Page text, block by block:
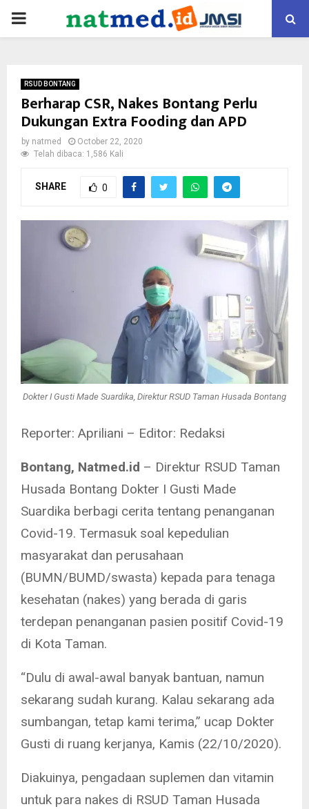
PRIMARY
RSUD BONTANG
Berharap CSR, Nakes Bontang Perlu
Dukungan Extra Fooding dan APD
by natmed
October 22, 2020
Telah dibaca: 1,586 Kali
SHARE 0
Dokter I Gusti Made Suardika, Direktur RSUD Taman Husada Bontang
Reporter: Apriliani – Editor: Redaksi
Bontang, Natmed.id – Direktur RSUD Taman
Husada Bontang Dokter I Gusti Made
Suardika berbagi cerita tentang penanganan
Covid-19. Termasuk soal kepedulian
masyarakat dan perusahaan
(BUMN/BUMD/swasta) kepada para tenaga
kesehatan (nakes) yang berada di garis
terdepan penanganan pasien positif Covid-19
di Kota Taman.
“Dulu di awal-awal banyak bantuan, namun
sekarang sudah kurang. Kalau sekarang ada
sumbangan, tetap kami terima,” ucap Dokter
Gusti di ruang kerjanya, Kamis (22/10/2020).
Diakuinya, pengadaan suplemen dan vitamin
untuk para nakes di RSUD Taman Husada